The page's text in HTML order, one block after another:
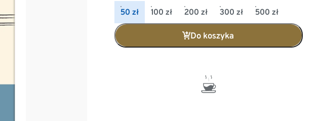
50 zł 100 zł 200 zł 300 zł 500 zł
Do koszyka